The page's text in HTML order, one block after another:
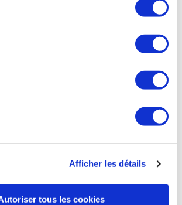
Afficher les détails
tous les cookies
dans son rapport annuel 2025 les
politiques publiques. « Nous appelons à un
chaude jamais enregistrée dans le monde
par rapport à l'ère préindustrielle), le HCC
2100. « Le nombre de jours de vagues de
par 3 en 2030 (par rapport à la
sommes inquiets, la dynamique actuelle ne
les objectifs européens de
du HCC.
presse du 3 juillet 2025